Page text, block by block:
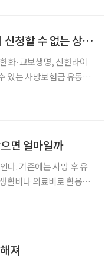
사망보험금도 유동화제도 살펴보니…종신보험인데 신청할 수 없는 상품은?
화·교보생명, 신한라이
면 얼마일까
다. 기존에는 사망 후 유
활비나 의료비로 활용할
져